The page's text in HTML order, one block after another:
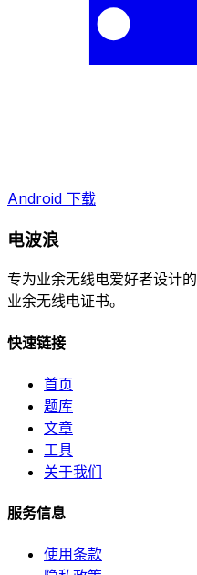
Android 下载
电波浪
专为业余无线电爱好者设计
业余无线电证书。
快速链接
首页
题库
文章
工具
关于我们
服务信息
使用条款